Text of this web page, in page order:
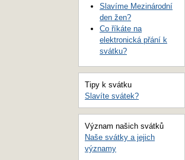
Slavíme Mezinárodní
den žen?
Co říkáte na
elektronická přání k
svátku?
Tipy k svátku
Slavíte svátek?
Význam našich svátků
Naše svátky a jejich
významy